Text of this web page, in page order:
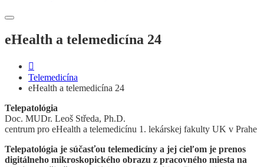
eHealth a telemedicína 24
Telemedicína
eHealth a telemedicína 24
Telepatológia
Doc. MUDr. Leoš Středa, Ph.D.
centrum pro eHealth a telemedicínu 1. lekárskej fakulty UK v Prahe
Telepatológia je súčasťou telemedicíny a jej cieľom je prenos
digitálneho mikroskopického obrazu z pracovného miesta na